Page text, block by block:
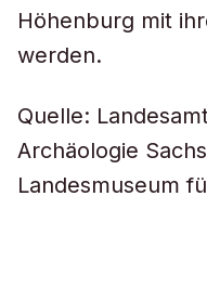
Höhenburg mit
werden.
Quelle:
Archäologie
Landesmuseum